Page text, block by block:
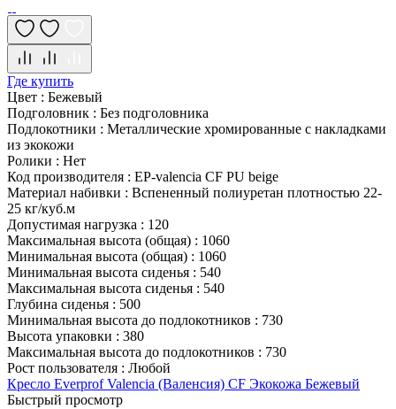
Где купить
Цвет : Бежевый
Подголовник : Без подголовника
Подлокотники : Металлические хромированные с накладками
из экокожи
Ролики : Нет
Код производителя : EP-valencia CF PU beige
Материал набивки : Вспененный полиуретан плотностью 22-
25 кг/куб.м
Допустимая нагрузка : 120
Максимальная высота (общая) : 1060
Минимальная высота (общая) : 1060
Минимальная высота сиденья : 540
Максимальная высота сиденья : 540
Глубина сиденья : 500
Минимальная высота до подлокотников : 730
Высота упаковки : 380
Максимальная высота до подлокотников : 730
Рост пользователя : Любой
Кресло Everprof Valencia (Валенсия) CF Экокожа Бежевый
Быстрый просмотр